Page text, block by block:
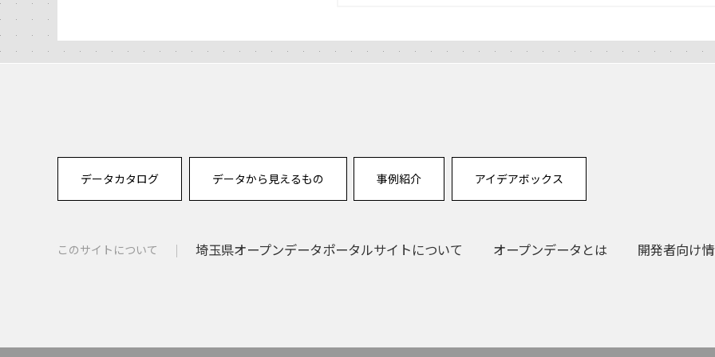
データカタログ データから見えるもの 事例紹介 アイデアボックス
このサイトについて 埼玉県オープンデータポータルサイトについて オープンデータとは 開発者向け